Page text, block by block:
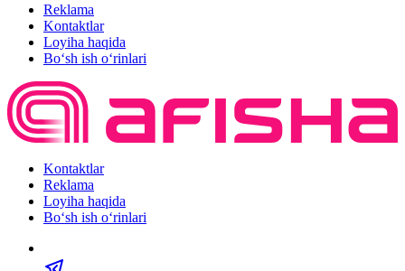
Reklama
Kontaktlar
Loyiha haqida
Bo‘sh ish o‘rinlari
Kontaktlar
Reklama
Loyiha haqida
Bo‘sh ish o‘rinlari